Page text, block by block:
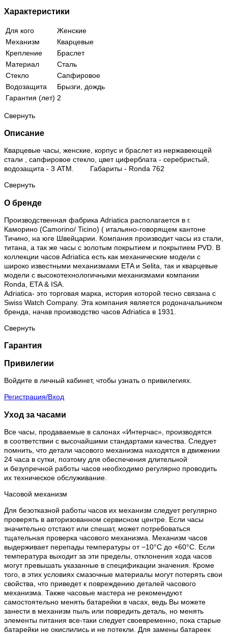
Характеристики
Для кого
Женские
Механизм
Кварцевые
Крепление
Браслет
Материал
Сталь
Стекло
Сапфировое
Водозащита
Брызги, дождь
Гарантия (лет) 2
Свернуть
Описание
Кварцевые часы, женские, корпус и браслет из нержавеющей
стали , сапфировое стекло, цвет циферблата - серебристый,
водозащита - 3 АТМ. Габариты - Ronda 762
Свернуть
О бренде
Производственная фабрика Adriatica располагается в г.
Каморино (Camorino/ Ticino) ( итальяно-говорящем кантоне
Тичино, на юге Швейцарии. Компания производит часы из стали,
титана, а так же часы с золотым покрытием и покрытием PVD. В
коллекции часов Adriatica есть как механические модели с
широко известными механизмами ETA и Selita, так и кварцевые
модели с высокотехнологичными механизмами компании
Ronda, ETA & ISA.
Adriatica- это торговая марка, история которой тесно связана с
Swiss Watch Company. Эта компания является родоначальником
бренда, начав производство часов Adriatica в 1931.
Свернуть
Гарантия
Привилегии
Войдите в личный кабинет, чтобы узнать о привилегиях.
Регистрация/Вход
Уход за часами
Все часы, продаваемые в салонах «Интерчас», производятся
в соответствии с высочайшими стандартами качества. Следует
помнить, что детали часового механизма находятся в движении
24 часа в сутки, поэтому для обеспечения длительной
и безупречной работы часов необходимо регулярно проводить
их техническое обслуживание.
Часовой механизм
Для безотказной работы часов их механизм следует регулярно
проверять в авторизованном сервисном центре. Если часы
значительно отстают или спешат, может потребоваться
тщательная проверка часового механизма. Механизм часов
выдерживает перепады температуры от −10°C до +60°C. Если
температура выходит за эти пределы, отклонения хода часов
могут превышать указанные в спецификации значения. Кроме
того, в этих условиях смазочные материалы могут потерять свои
свойства, что приведет к повреждению деталей часового
механизма. Также часовые мастера не рекомендуют
самостоятельно менять батарейки в часах, ведь Вы можете
занести в механизм пыль или повредить деталь, но менять
элементы питания все-таки следует своевременно, пока старые
батарейки не окислились и не потекли. Для замены батареек